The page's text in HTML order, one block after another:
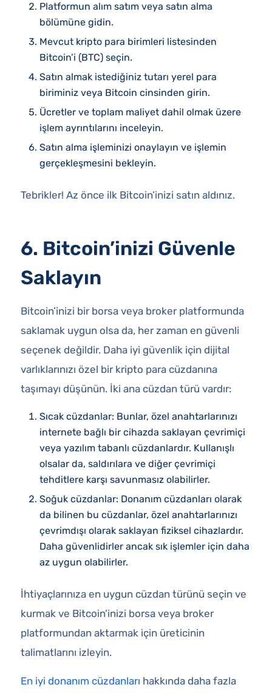
Platformun alım satım veya satın alma
bölümüne gidin.
Mevcut kripto para birimleri listesinden
Bitcoin’i (BTC) seçin.
Satın almak istediğiniz tutarı yerel para
biriminiz veya Bitcoin cinsinden girin.
Ücretler ve toplam maliyet dahil olmak üzere
işlem ayrıntılarını inceleyin.
Satın alma işleminizi onaylayın ve işlemin
gerçekleşmesini bekleyin.
Tebrikler! Az önce ilk Bitcoin’inizi satın aldınız.
6. Bitcoin’inizi Güvenle
Saklayın
Bitcoin’inizi bir borsa veya broker platformunda
saklamak uygun olsa da, her zaman en güvenli
seçenek değildir. Daha iyi güvenlik için dijital
varlıklarınızı özel bir kripto para cüzdanına
taşımayı düşünün. İki ana cüzdan türü vardır:
Sıcak cüzdanlar: Bunlar, özel anahtarlarınızı
internete bağlı bir cihazda saklayan çevrimiçi
veya yazılım tabanlı cüzdanlardır. Kullanışlı
olsalar da, saldırılara ve diğer çevrimiçi
tehditlere karşı savunmasız olabilirler.
Soğuk cüzdanlar: Donanım cüzdanları olarak
da bilinen bu cüzdanlar, özel anahtarlarınızı
çevrimdışı olarak saklayan fiziksel cihazlardır.
Daha güvenlidirler ancak sık işlemler için daha
az uygun olabilirler.
İhtiyaçlarınıza en uygun cüzdan türünü seçin ve
kurmak ve Bitcoin’inizi borsa veya broker
platformundan aktarmak için üreticinin
talimatlarını izleyin.
En iyi donanım cüzdanları hakkında daha fazla